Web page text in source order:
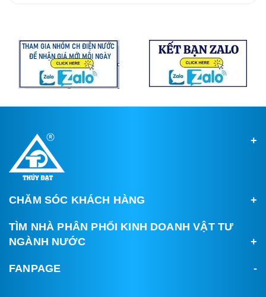
CHĂM SÓC KHÁCH HÀNG
TÌM NHÀ PHÂN PHỐI KINH DOANH VẬT TƯ
NGÀNH NƯỚC
FANPAGE